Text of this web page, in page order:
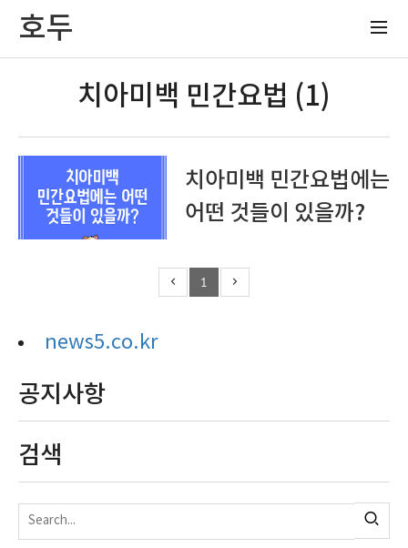
호두
치아미백 민간요법 (1)
치아미백 민간요법에는
어떤 것들이 있을까?
1
news5.co.kr
공지사항
검색